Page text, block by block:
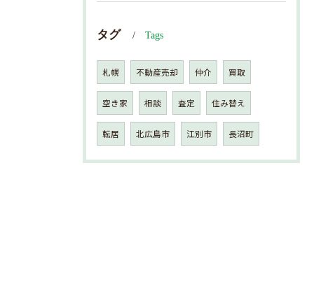
タグ Tags
札幌 不動産売却 仲介 買取
空き家 相談 査定 住み替え
転居 北広島市 江別市 長沼町